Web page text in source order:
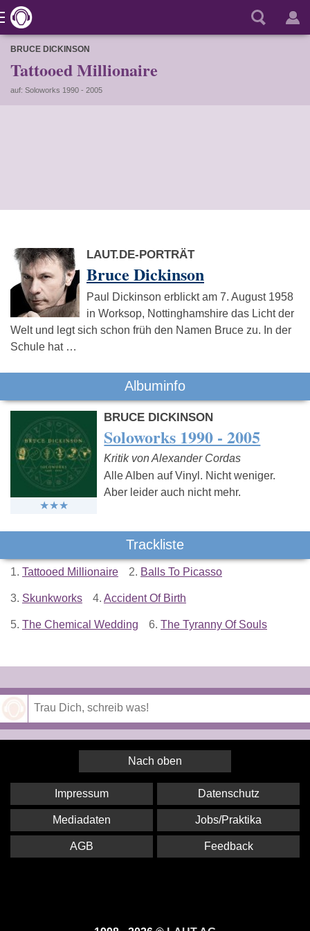
BRUCE DICKINSON
Tattooed Millionaire
auf: Soloworks 1990 - 2005
LAUT.DE-PORTRÄT
Bruce Dickinson
Paul Dickinson erblickt am 7. August 1958
in Worksop, Nottinghamshire das Licht der
Welt und legt sich schon früh den Namen Bruce zu. In der
Schule hat …
Albuminfo
BRUCE DICKINSON
Soloworks 1990 - 2005
Kritik von Alexander Cordas
Alle Alben auf Vinyl. Nicht weniger.
Aber leider auch nicht mehr.
Trackliste
1. Tattooed Millionaire 2. Balls To Picasso
3. Skunkworks 4. Accident Of Birth
5. The Chemical Wedding 6. The Tyranny Of Souls
Nach oben
Impressum Datenschutz
Mediadaten Jobs/Praktika
AGB Feedback